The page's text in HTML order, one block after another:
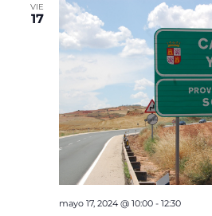
VIE
17
mayo 17, 2024 @ 10:00- 12:30